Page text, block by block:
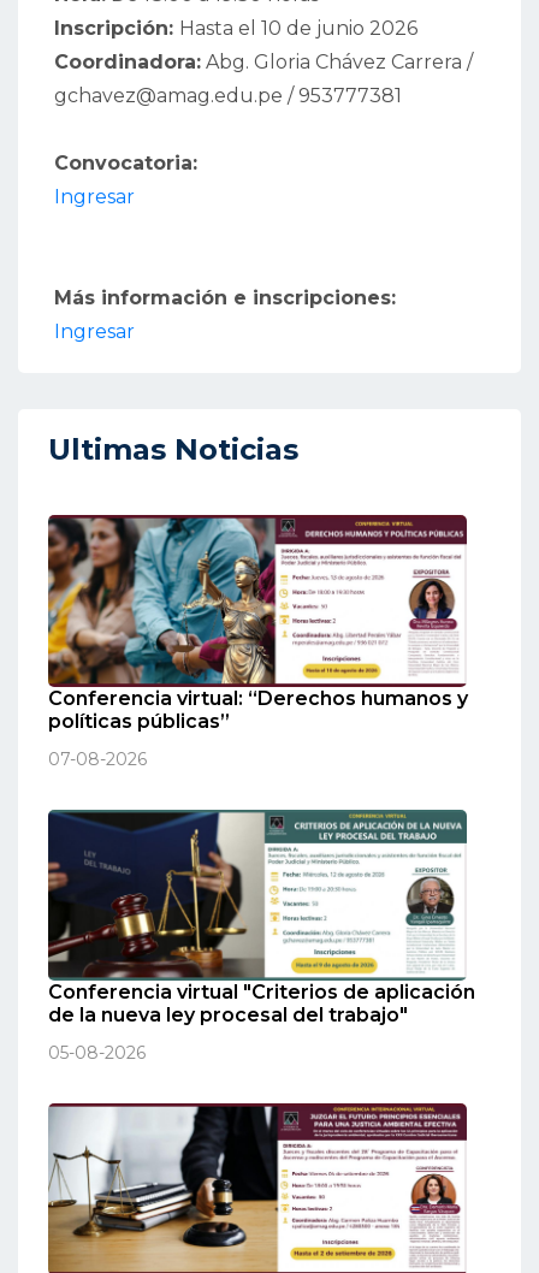
Inscripción: Hasta el 10 de junio 2026
Coordinadora: Abg. Gloria Chávez Carrera /
gchavez@amag.edu.pe / 953777381
Convocatoria:
Ingresar
Más información e inscripciones:
Ingresar
Ultimas Noticias
Conferencia virtual: “Derechos humanos y
políticas públicas”
07-08-2026
Conferencia virtual "Criterios de aplicación
de la nueva ley procesal del trabajo"
05-08-2026